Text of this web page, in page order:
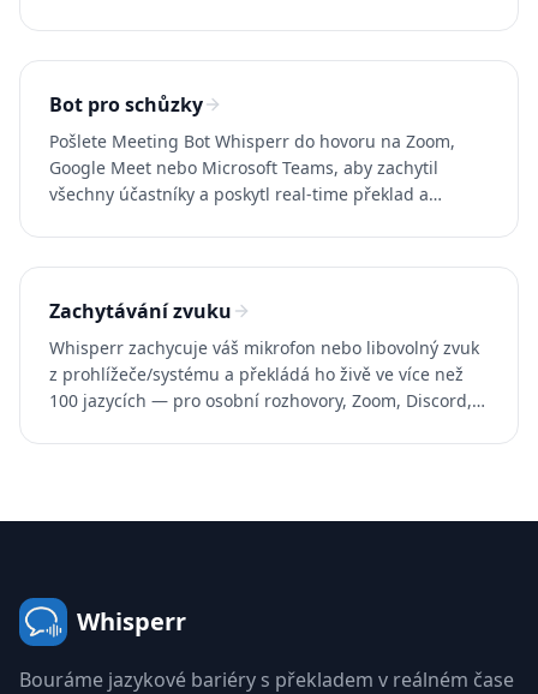
Bot pro schůzky
Pošlete Meeting Bot Whisperr do hovoru na Zoom,
Google Meet nebo Microsoft Teams, aby zachytil
všechny účastníky a poskytl real-time překlad a
Zachytávání zvuku
Whisperr zachycuje váš mikrofon nebo libovolný zvuk
z prohlížeče/systému a překládá ho živě ve více než
100 jazycích — pro osobní rozhovory, Zoom, Discord,
Whisperr
Bouráme jazykové bariéry s překladem v reálném čase